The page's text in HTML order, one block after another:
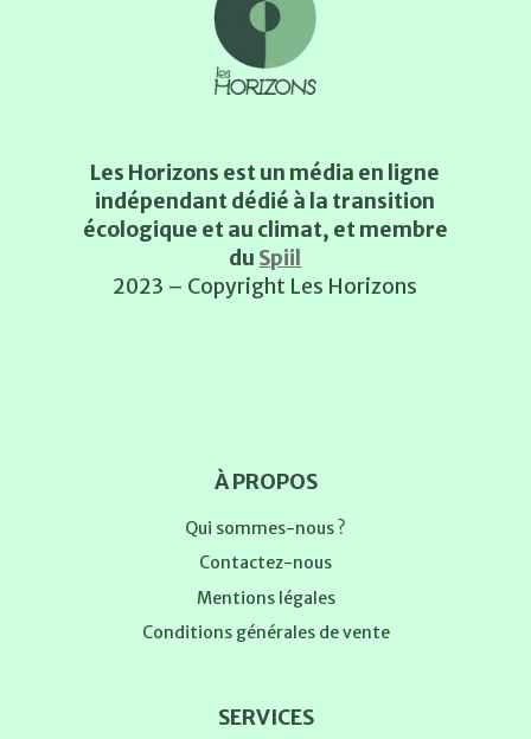
Les Horizons est un média en ligne
indépendant dédié à la transition
écologique et au climat, et membre
du Spiil
2023 – Copyright Les Horizons
À PROPOS
Qui sommes-nous ?
Contactez-nous
Mentions légales
Conditions générales de vente
SERVICES